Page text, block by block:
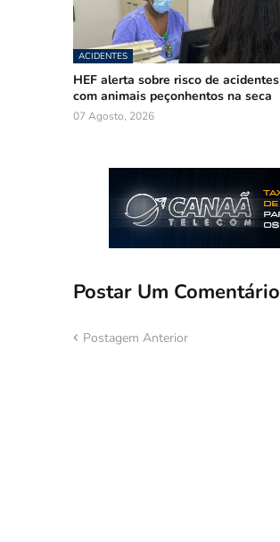
ACIDENTES
HEF alerta sobre risco de acidentes
com animais peçonhentos na seca
07 Agosto, 2026
Postar Um Comentário
Postagem Anterior